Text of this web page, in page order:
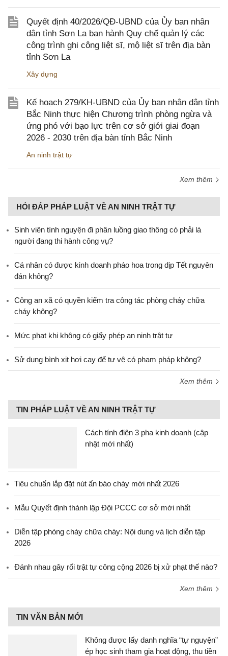
Quyết định 40/2026/QĐ-UBND của Ủy ban nhân
dân tỉnh Sơn La ban hành Quy chế quản lý các
công trình ghi công liệt sĩ, mộ liệt sĩ trên địa bàn
tỉnh Sơn La
Xây dựng
Kế hoạch 279/KH-UBND của Ủy ban nhân dân tỉnh
Bắc Ninh thực hiện Chương trình phòng ngừa và
ứng phó với bạo lực trên cơ sở giới giai đoạn
2026 - 2030 trên địa bàn tỉnh Bắc Ninh
An ninh trật tự
Xem thêm
HỎI ĐÁP PHÁP LUẬT VỀ AN NINH TRẬT TỰ
Sinh viên tình nguyện đi phân luồng giao thông có phải là
người đang thi hành công vụ?
Cá nhân có được kinh doanh pháo hoa trong dịp Tết nguyên
đán không?
Công an xã có quyền kiểm tra công tác phòng cháy chữa
cháy không?
Mức phạt khi không có giấy phép an ninh trật tự
Sử dụng bình xịt hơi cay để tự vệ có phạm pháp không?
Xem thêm
TIN PHÁP LUẬT VỀ AN NINH TRẬT TỰ
Cách tính điện 3 pha kinh doanh (cập
nhật mới nhất)
Tiêu chuẩn lắp đặt nút ấn báo cháy mới nhất 2026
Mẫu Quyết định thành lập Đội PCCC cơ sở mới nhất
Diễn tập phòng cháy chữa cháy: Nội dung và lịch diễn tập
2026
Đánh nhau gây rối trật tự công cộng 2026 bị xử phạt thế nào?
Xem thêm
TIN VĂN BẢN MỚI
Không được lấy danh nghĩa “tự nguyện”
ép học sinh tham gia hoạt động, thu tiền